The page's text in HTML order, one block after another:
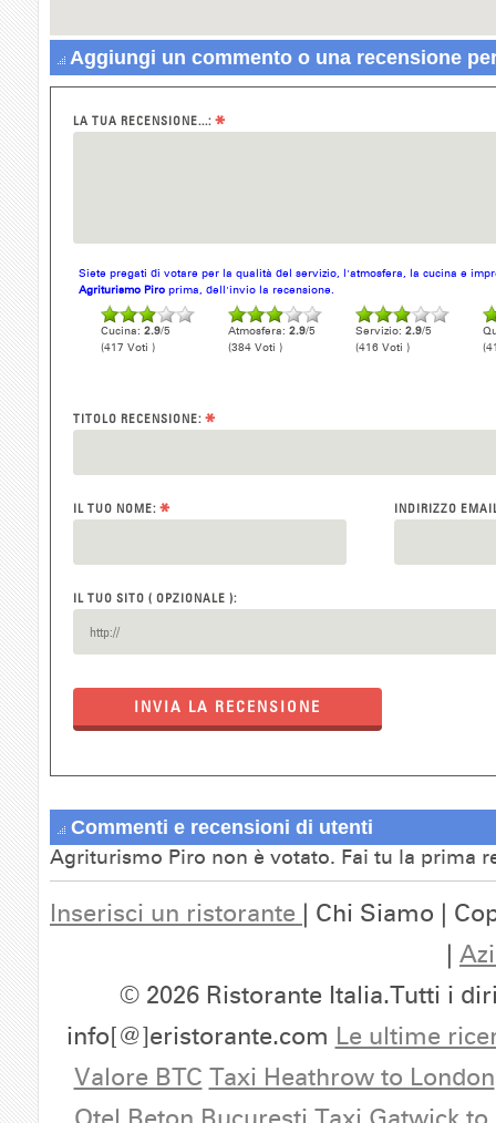
Aggiungi un commento o una recensione
LA TUA RECENSIONE...: *
Siete pregati di votare per la qualità del servizio, l'atmosfera, la cucina e
Agriturismo Piro prima, dell'invio la recensione.
Cucina: 2.9/5
(417 Voti )
Atmosfera: 2.9/5
(384 Voti )
Servizio: 2.9/5
(416 Voti )
TITOLO RECENSIONE: *
IL TUO NOME: * INDIRIZZO
IL TUO SITO ( OPZIONALE ):
INVIA LA RECENSIONE
Commenti e recensioni di utenti
Agriturismo Piro non è votato. Fai tu la prima
Inserisci un ristorante | Chi Siamo |
|
© 2026 Ristorante Italia.Tutti i
info[@]eristorante.com Le ultime
Valore BTC Taxi Heathrow to London